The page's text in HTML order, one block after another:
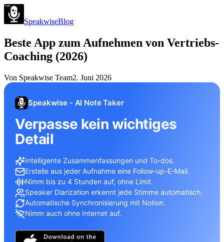
SpeakwiseBlog
Beste App zum Aufnehmen von Vertriebs-
Coaching (2026)
Von Speakwise Team2. Juni 2026
Speakwise - AI Note Taker
Verpasse kein wichtiges
Detail
Intelligente Zusammenfassungen und To-dos.
Erstelle aus jeder Aufnahme eine Follow-up-E-Mail.
Nimm bis zu 4 Stunden auf, ohne Limit.
Speaker Diarization erkennt jede Stimme automatisch.
Automatische Synchronisierung mit Notion.
Nimm auch ohne Internet auf.